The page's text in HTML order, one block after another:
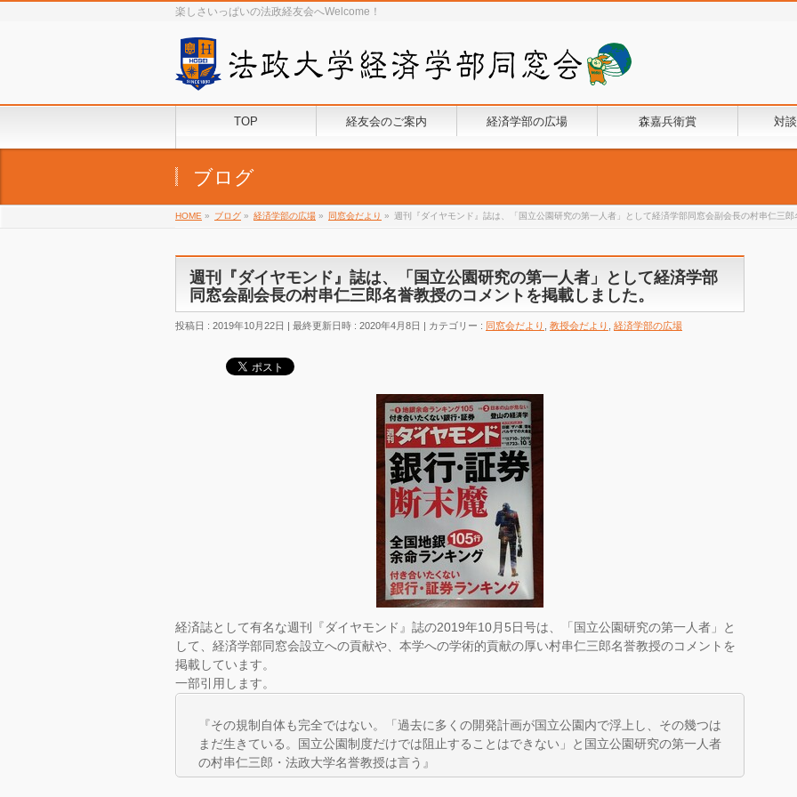
楽しさいっぱいの法政経友会へWelcome！
TOP 経友会のご案内 経済学部の広場 森嘉兵衛賞 対
ブログ
HOME » ブログ » 経済学部の広場 » 同窓会だより » 週刊『ダイヤモンド』誌は、「国立公園研究の第一人者」として経済学部同窓会副会長の村串仁三
週刊『ダイヤモンド』誌は、「国立公園研究の第一人者」として経済学部
同窓会副会長の村串仁三郎名誉教授のコメントを掲載しました。
投稿日 : 2019年10月22日 最終更新日時 : 2020年4月8日 カテゴリー : 同窓会だより 教授会だより 経済学部の広場
経済誌として有名な週刊『ダイヤモンド』 誌の2019年10月5日号は、「国立公園研究の第一人者」
と
して、経済学部同窓会設立への貢献や、 本学への学術的貢献の厚い村串仁三郎名誉教授のコメントを
掲載しています。
一部引用します。
『その規制自体も完全ではない。「 過去に多くの開発計画が国立公園内で浮上し、 その幾つは
まだ生きている。
国立公園制度だけでは阻止することはできない」
と国立公園研究の第一人者
の村串仁三郎・ 法政大学名誉教授は言う』